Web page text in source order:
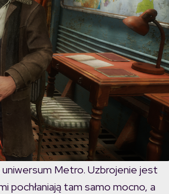
Metro. Uzbrojenie jest
pochłaniają tam samo mocno, a